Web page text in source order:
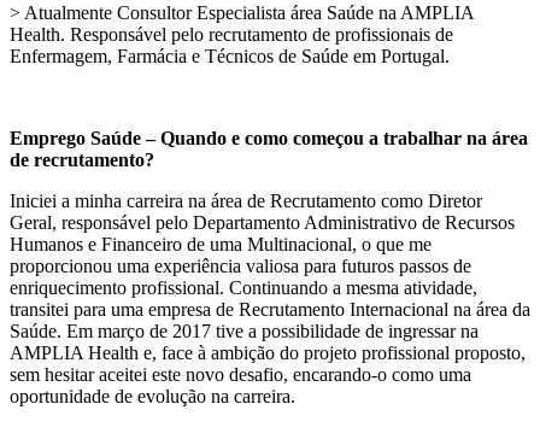
> Atualmente Consultor Especialista área Saúde na AMPLIA
Health. Responsável pelo recrutamento de profissionais de
Enfermagem, Farmácia e Técnicos de Saúde em Portugal.
Emprego Saúde – Quando e como começou a trabalhar na área
de recrutamento?
Iniciei a minha carreira na área de Recrutamento como Diretor
Geral, responsável pelo Departamento Administrativo de Recursos
Humanos e Financeiro de uma Multinacional, o que me
proporcionou uma experiência valiosa para futuros passos de
enriquecimento profissional. Continuando a mesma atividade,
transitei para uma empresa de Recrutamento Internacional na área da
Saúde. Em março de 2017 tive a possibilidade de ingressar na
AMPLIA Health e, face à ambição do projeto profissional proposto,
sem hesitar aceitei este novo desafio, encarando-o como uma
oportunidade de evolução na carreira.